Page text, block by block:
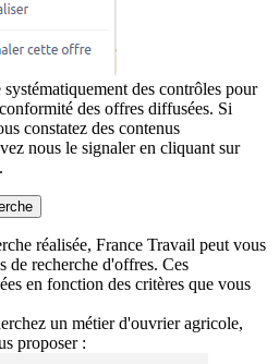
des contrôles pour
des offres diffusées. Si
constatez des contenus
nous le signaler en cliquant sur
réalisée, France Travail peut vous
de recherche d'offres. Ces
en fonction des critères que vous
un métier d'ouvrier agricole,
proposer :